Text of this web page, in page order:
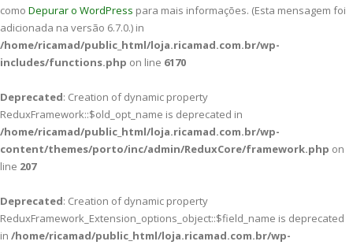
como Depurar o WordPress para mais informações. (Esta mensagem foi
adicionada na versão 6.7.0.) in
/home/ricamad/public_html/loja.ricamad.com.br/wp-
includes/functions.php on line 6170
Deprecated: Creation of dynamic property
ReduxFramework::$old_opt_name is deprecated in
/home/ricamad/public_html/loja.ricamad.com.br/wp-
content/themes/porto/inc/admin/ReduxCore/framework.php on
line 207
Deprecated: Creation of dynamic property
ReduxFramework_Extension_options_object::$field_name is deprecated
in /home/ricamad/public_html/loja.ricamad.com.br/wp-